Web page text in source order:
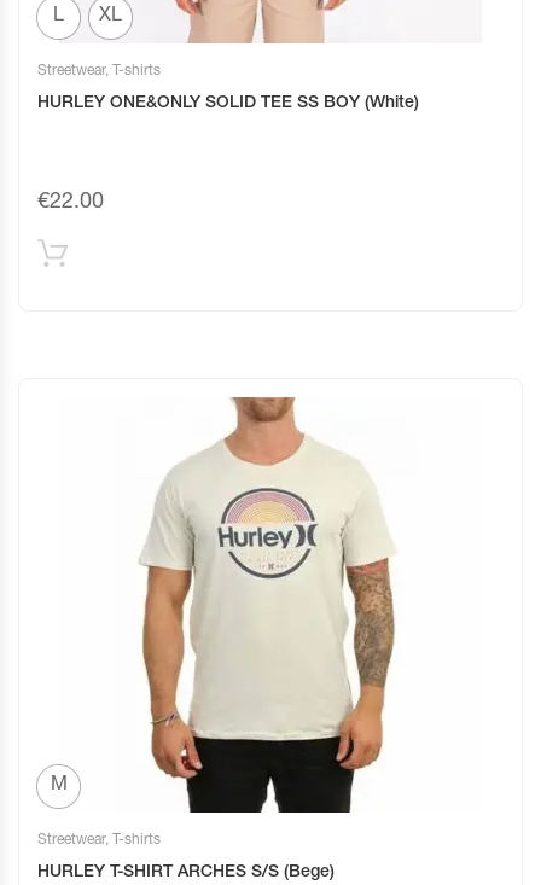
L XL
Streetwear, T-shirts
HURLEY ONE&ONLY SOLID TEE SS BOY (White)
€22.00
M
Streetwear, T-shirts
HURLEY T-SHIRT ARCHES S/S (Bege)